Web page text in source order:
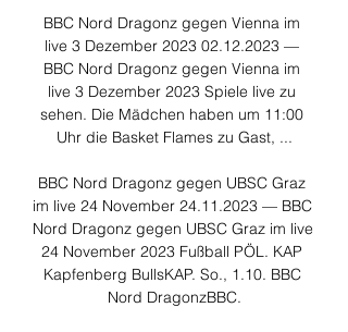
BBC Nord Dragonz gegen Vienna im
live 3 Dezember 2023 02.12.2023 —
BBC Nord Dragonz gegen Vienna im
live 3 Dezember 2023 Spiele live zu
sehen. Die Mädchen haben um 11:00
Uhr die Basket Flames zu Gast, ...
BBC Nord Dragonz gegen UBSC Graz
im live 24 November 24.11.2023 — BBC
Nord Dragonz gegen UBSC Graz im live
24 November 2023 Fußball PÖL. KAP
Kapfenberg BullsKAP. So., 1.10. BBC
Nord DragonzBBC.